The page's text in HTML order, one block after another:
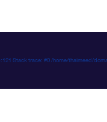
Stack trace: #0 /home/